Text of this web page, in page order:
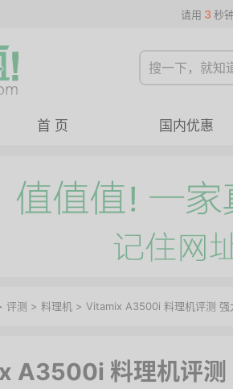
请用 3 秒
首 页 国内优惠
评测 > 料理机 > Vitamix A3500i 料理机评测 强
A3500i 料理机评测